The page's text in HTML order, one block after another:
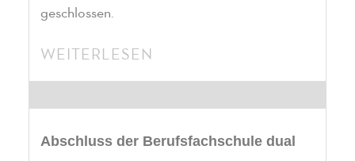
geschlossen.
WEITERLESEN
Abschluss der Berufsfachschule dual